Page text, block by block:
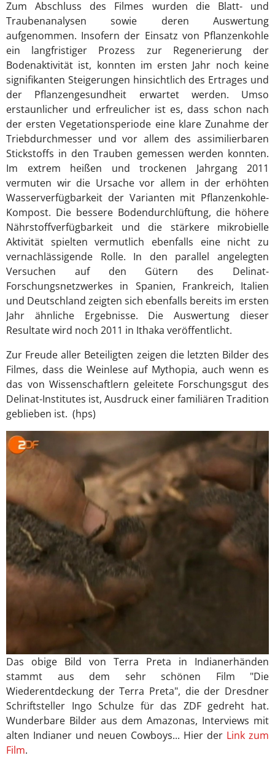
Zum Abschluss des Filmes wurden die Blatt- und
Traubenanalysen sowie deren Auswertung
aufgenommen. Insofern der Einsatz von Pflanzenkohle
ein langfristiger Prozess zur Regenerierung der
Bodenaktivität ist, konnten im ersten Jahr noch keine
signifikanten Steigerungen hinsichtlich des Ertrages und
der Pflanzengesundheit erwartet werden. Umso
erstaunlicher und erfreulicher ist es, dass schon nach
der ersten Vegetationsperiode eine klare Zunahme der
Triebdurchmesser und vor allem des assimilierbaren
Stickstoffs in den Trauben gemessen werden konnten.
Im extrem heißen und trockenen Jahrgang 2011
vermuten wir die Ursache vor allem in der erhöhten
Wasserverfügbarkeit der Varianten mit Pflanzenkohle-
Kompost. Die bessere Bodendurchlüftung, die höhere
Nährstoffverfügbarkeit und die stärkere mikrobielle
Aktivität spielten vermutlich ebenfalls eine nicht zu
vernachlässigende Rolle. In den parallel angelegten
Versuchen auf den Gütern des Delinat-
Forschungsnetzwerkes in Spanien, Frankreich, Italien
und Deutschland zeigten sich ebenfalls bereits im ersten
Jahr ähnliche Ergebnisse. Die Auswertung dieser
Resultate wird noch 2011 in Ithaka veröffentlicht.
Zur Freude aller Beteiligten zeigen die letzten Bilder des
Filmes, dass die Weinlese auf Mythopia, auch wenn es
das von Wissenschaftlern geleitete Forschungsgut des
Delinat-Institutes ist, Ausdruck einer familiären Tradition
geblieben ist. (hps)
Das obige Bild von Terra Preta in Indianerhänden
stammt aus dem sehr schönen Film "Die
Wiederentdeckung der Terra Preta", die der Dresdner
Schriftsteller Ingo Schulze für das ZDF gedreht hat.
Wunderbare Bilder aus dem Amazonas, Interviews mit
alten Indianer und neuen Cowboys... Hier der Link zum
Film.